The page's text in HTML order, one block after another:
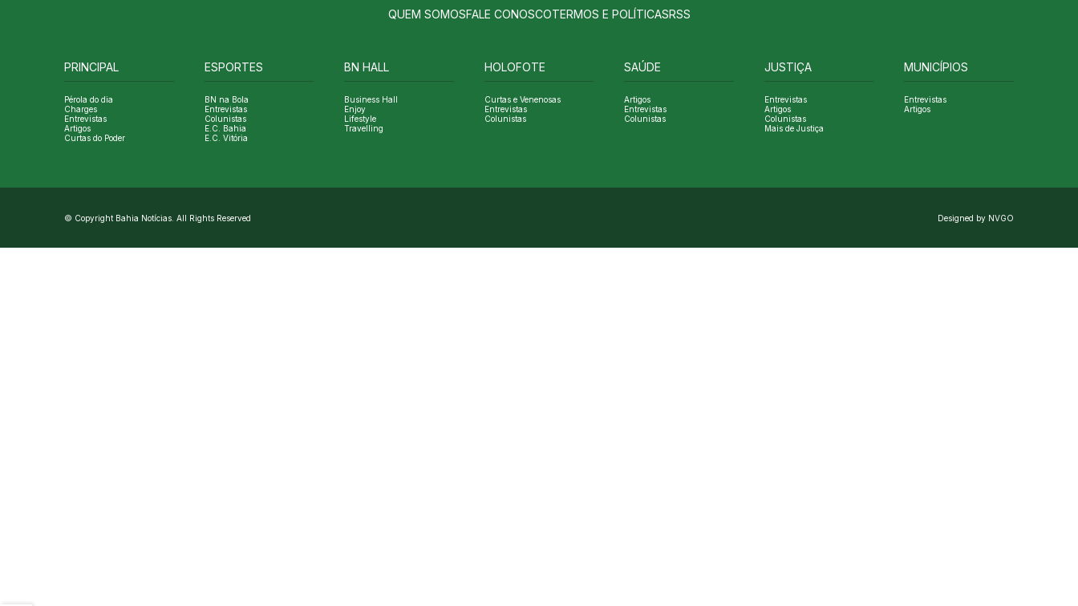
QUEM SOMOSFALE CONOSCOTERMOS E POLÍTICASRSS
PRINCIPAL
Pérola do dia
Charges
Entrevistas
Artigos
Curtas do Poder
ESPORTES
BN na Bola
Entrevistas
Colunistas
E.C. Bahia
E.C. Vitória
BN HALL
Business Hall
Enjoy
Lifestyle
Travelling
HOLOFOTE
Curtas e Venenosas
Entrevistas
Colunistas
SAÚDE
Artigos
Entrevistas
Colunistas
JUSTIÇA
Entrevistas
Artigos
Colunistas
Mais de Justiça
MUNICÍPIOS
Entrevistas
Artigos
© Copyright Bahia Notícias. All Rights Reserved Designed by NVGO